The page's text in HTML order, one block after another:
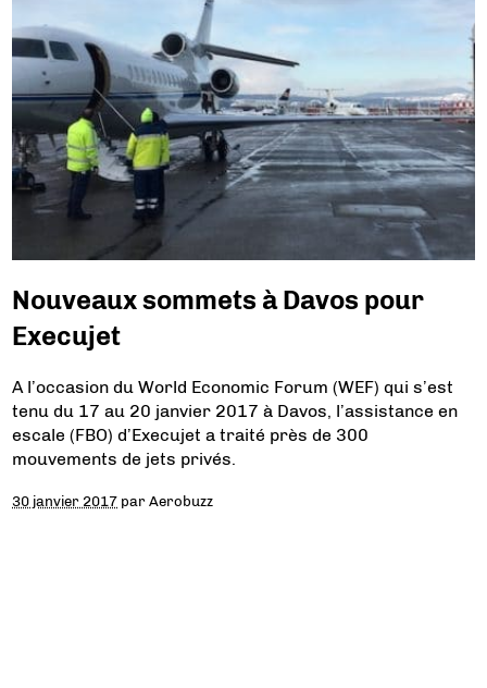
Nouveaux sommets à Davos pour
Execujet
A l’occasion du World Economic Forum (WEF) qui s’est
tenu du 17 au 20 janvier 2017 à Davos, l’assistance en
escale (FBO) d’Execujet a traité près de 300
mouvements de jets privés.
30 janvier 2017 parAerobuzz